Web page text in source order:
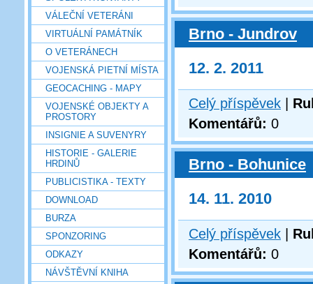
VÁLEČNÍ VETERÁNI
VIRTUÁLNÍ PAMÁTNÍK
O VETERÁNECH
VOJENSKÁ PIETNÍ MÍSTA
GEOCACHING - MAPY
VOJENSKÉ OBJEKTY A
PROSTORY
INSIGNIE A SUVENYRY
HISTORIE - GALERIE
HRDINŮ
PUBLICISTIKA - TEXTY
DOWNLOAD
BURZA
SPONZORING
ODKAZY
NÁVŠTĚVNÍ KNIHA
Brno - Jundrov
12. 2. 2011
Celý příspěvek
Komentářů: 0
Brno - Bohunice
14. 11. 2010
Celý příspěvek
Komentářů: 0